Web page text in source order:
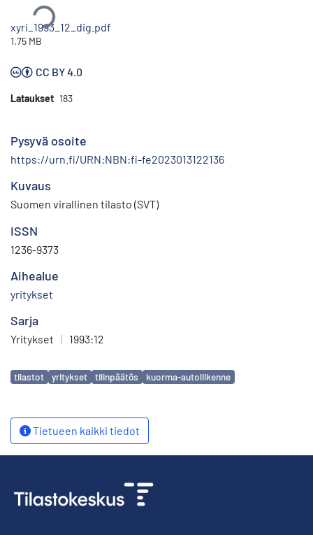
xyri_1993_12_dig.pdf
1.75 MB
CC BY 4.0
Lataukset 183
Pysyvä osoite
https://urn.fi/URN:NBN:fi-fe2023013122136
Kuvaus
Suomen virallinen tilasto (SVT)
ISSN
1236-9373
Aihealue
yritykset
Sarja
Yritykset | 1993:12
Avainsanat
tilastot yritykset tilinpäätös kuorma-autoliikenne
Tietueen kaikki tiedot